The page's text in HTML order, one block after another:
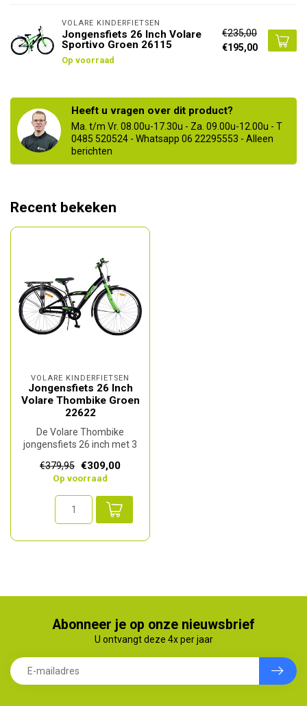
VOLARE KINDERFIETSEN
Jongensfiets 26 Inch Volare
Sportivo Groen 26115
Op voorraad
€235,00
€195,00
Heeft u vragen over dit product?
Ma. t/m Vr. 08.00u-17.30u - Za. 09.00u-12.00u - T
0485 520524 - Whatsapp 06 22295553 - Alleen
berichten
Recent bekeken
VOLARE KINDERFIETSEN
Jongensfiets 26 Inch
Volare Thombike Groen
22622
De Volare Thombike
jongensfiets 26 inch met 3
ideale f...
€379,95 €309,00
Op voorraad
Abonneer je op onze nieuwsbrief
U ontvangt deze 4x per jaar